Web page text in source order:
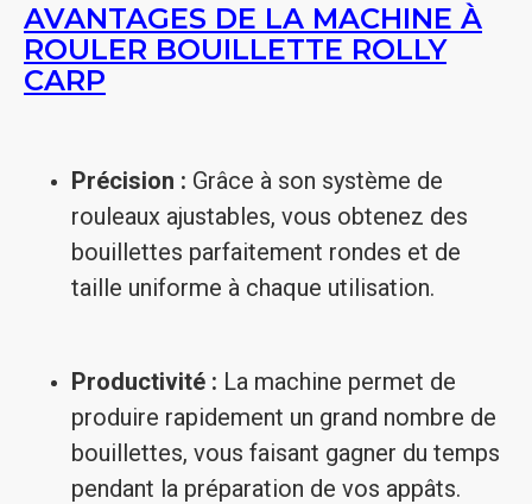
AVANTAGES DE LA MACHINE À
ROULER BOUILLETTE ROLLY
CARP
Précision : Grâce à son système de
rouleaux ajustables, vous obtenez des
bouillettes parfaitement rondes et de
taille uniforme à chaque utilisation.
Productivité : La machine permet de
produire rapidement un grand nombre de
bouillettes, vous faisant gagner du temps
pendant la préparation de vos appâts.